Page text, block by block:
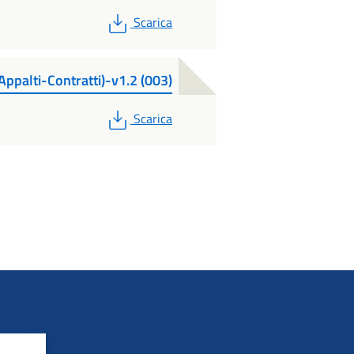
PDF
Scarica
Contratti)-v1.2 (003)
PDF
Scarica